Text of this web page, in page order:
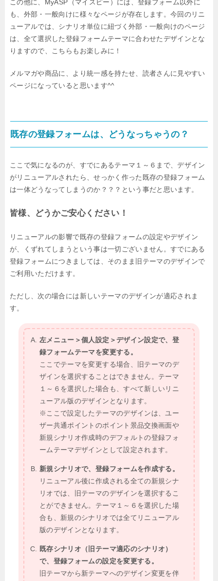
この他に、MyASP（マイスピー）には、登録フォーム以外に
も、外部・一般向けに様々なページが存在します。今回のリニ
ューアルでは、シナリオ単位に紐づく外部・一般向けのページ
は、全て選択した登録フォームテーマに合わせたデザインとな
りますので、こちらもお楽しみに！
メルマガや商品に、より統一感を持たせ、読者さんに見やすい
ページになっていると思います^^
既存の登録フォームは、どうなっちゃうの？
ここで気になるのが、すでにあるテーマ１～６まで、デザイン
がリニューアルされたら、せっかく作った既存の登録フォーム
は一体どうなってしまうのか？？？という事だと思います。
皆様、どうかご安心ください！
リニューアルの影響で既存の登録フォームの設定やデザイン
が、くずれてしまうという事は一切ございません。すでにある
登録フォームにつきましては、そのまま旧テーマのデザインで
ご利用いただけます。
ただし、次の場合には新しいテーマのデザインが適応されま
す。
左メニュー＞個人設定＞デザイン設定で、登
録フォームテーマを変更する。
ここでテーマを変更する場合、旧テーマのデ
ザインを選択することはできません。テーマ
１～６を選択した場合も、すべて新しいリニ
ューアル版のデザインとなります。
※ここで設定したテーマのデザインは、ユー
ザー共通ポイントのポイント景品交換画面や
新規シナリオ作成時のデフォルトの登録フォ
ームテーマデザインとして設定されます。
新規シナリオで、登録フォームを作成する。
リニューアル後に作成される全ての新規シナ
リオでは、旧テーマのデザインを選択するこ
とができません。テーマ１～６を選択した場
合も、新規のシナリオでは全てリニューアル
版のデザインとなります。
既存シナリオ（旧テーマ適応のシナリオ）
で、登録フォームの設定を変更する。
旧テーマから新テーマへのデザイン変更を伴